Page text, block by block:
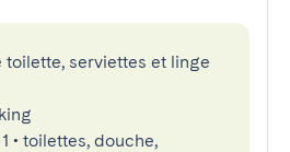
toilette, serviettes et linge
• toilettes, douche,